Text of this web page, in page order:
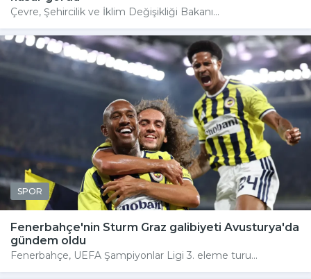
Çevre, Şehircilik ve İklim Değişikliği Bakanı...
SPOR
Fenerbahçe'nin Sturm Graz galibiyeti Avusturya'da
gündem oldu
Fenerbahçe, UEFA Şampiyonlar Ligi 3. eleme turu...